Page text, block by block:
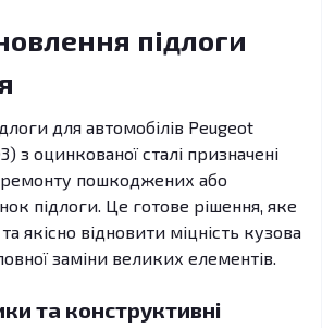
підлоги
для автомобілів Peugeot
з оцинкованої сталі призначені
пошкоджених або
підлоги. Це готове рішення, яке
якісно відновити міцність кузова
заміни великих елементів.
та конструктивні